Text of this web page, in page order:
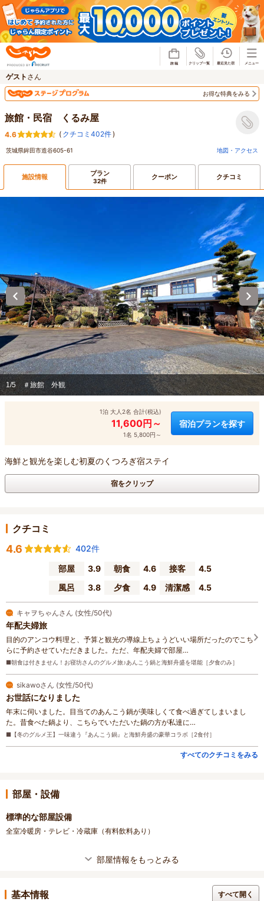
ゲスト さん
お得な特典をみる
旅館・民宿 くるみ屋
4.6 ( クチコミ402件)
茨城県鉾田市造谷605-61 地図・アクセス
施設情報 プラン
32件 クーポン クチコミ
1/5 ＃旅館 外観
1泊 大人2名 合計(税込)
11,600円～
1名 5,800円～
宿泊プランを探す
海鮮と観光を楽しむ初夏のくつろぎ宿ステイ
宿をクリップ
クチコミ
4.6
402件
部屋
3.9 朝食 4.6 接客
4.5
風呂
3.8 夕食 4.9 清潔感 4.5
キャヲちゃんさん (女性/50代)
年配夫婦旅
目的のアンコウ料理と、予算と観光の導線上ちょうどいい場所だったのでこち
らに予約させていただきました。ただ、年配夫婦で部屋…
■朝食は付きません！お寝坊さんのグルメ旅♪あんこう鍋と海鮮舟盛を堪能［夕食のみ］
sikawoさん (女性/50代)
お世話になりました
年末に伺いました。目当てのあんこう鍋が美味しくて食べ過ぎてしまいまし
た。昔食べた鍋より、こちらでいただいた鍋の方が私達に…
■【冬のグルメ王】一味違う『あんこう鍋』と海鮮舟盛の豪華コラボ［2食付］
すべてのクチコミをみる
部屋・設備
標準的な部屋設備
全室冷暖房・テレビ・冷蔵庫（有料飲料あり）
部屋情報をもっとみる
基本情報 すべて開く